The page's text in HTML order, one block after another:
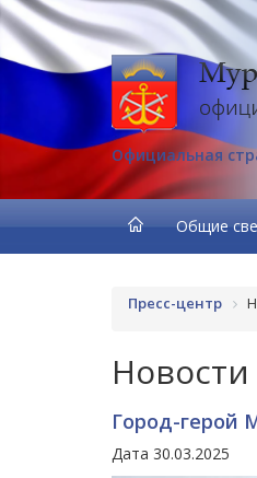
Официальная
Общие
Пресс-центр
Новости
Город-герой
Дата 30.03.2025